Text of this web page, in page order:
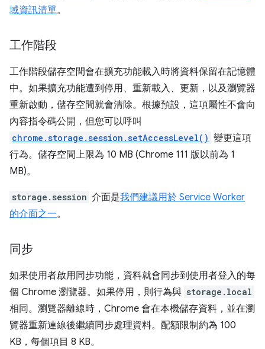
域資訊清單。
工作階段
工作階段儲存空間會在擴充功能載入時將資料保留在記憶體
中。如果擴充功能遭到停用、重新載入、更新，以及瀏覽器
重新啟動，儲存空間就會清除。根據預設，這項屬性不會向
內容指令碼公開，但您可以呼叫
chrome.storage.session.setAccessLevel() 變更這項
行為。儲存空間上限為 10 MB (Chrome 111 版以前為 1
MB)。
storage.session 介面是我們建議用於 Service Worker
的介面之一。
同步
如果使用者啟用同步功能，資料就會同步到使用者登入的每
個 Chrome 瀏覽器。如果停用，則行為與 storage.local
相同。瀏覽器離線時，Chrome 會在本機儲存資料，並在瀏
覽器重新連線後繼續同步處理資料。配額限制約為 100
KB，每個項目 8 KB。